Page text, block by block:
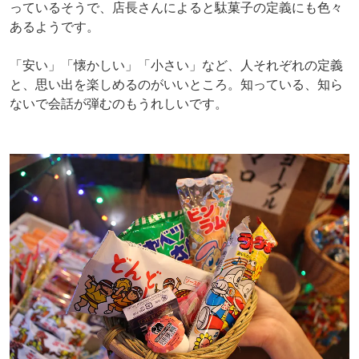
っているそうで、店長さんによると駄菓子の定義にも色々
あるようです。
「安い」「懐かしい」「小さい」など、人それぞれの定義
と、思い出を楽しめるのがいいところ。知っている、知ら
ないで会話が弾むのもうれしいです。